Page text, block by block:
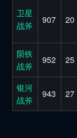
卫星
战斧
907 20
陨铁
战斧
952 25
银河
战斧
943 27